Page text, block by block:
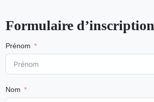
Formulaire d’inscription
Prénom
Nom